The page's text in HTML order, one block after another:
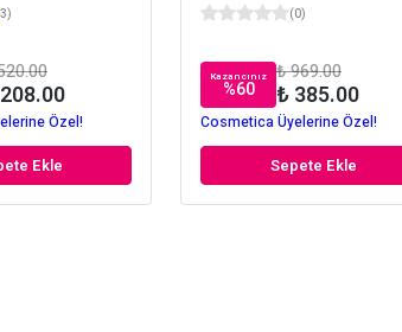
3)
Özel!
Ekle
(0)
Kazancınız
%60
₺ 969.00
₺ 385.00
Cosmetica Üyelerine Özel!
Sepete Ekle